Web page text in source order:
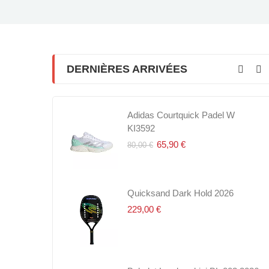
DERNIÈRES ARRIVÉES
Adidas Courtquick Padel W
KI3592
80,00 € 65,90 €
Quicksand Dark Hold 2026
229,00 €
Dunlop ATP Championship
Dunlop ATP Viper-Dry
30